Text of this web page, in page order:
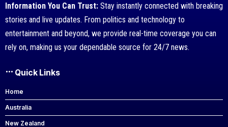
Information You Can Trust: Stay instantly connected with breaking
stories and live updates. From politics and technology to
entertainment and beyond, we provide real-time coverage you can
rely on, making us your dependable source for 24/7 news.
Quick Links
Home
Australia
New Zealand